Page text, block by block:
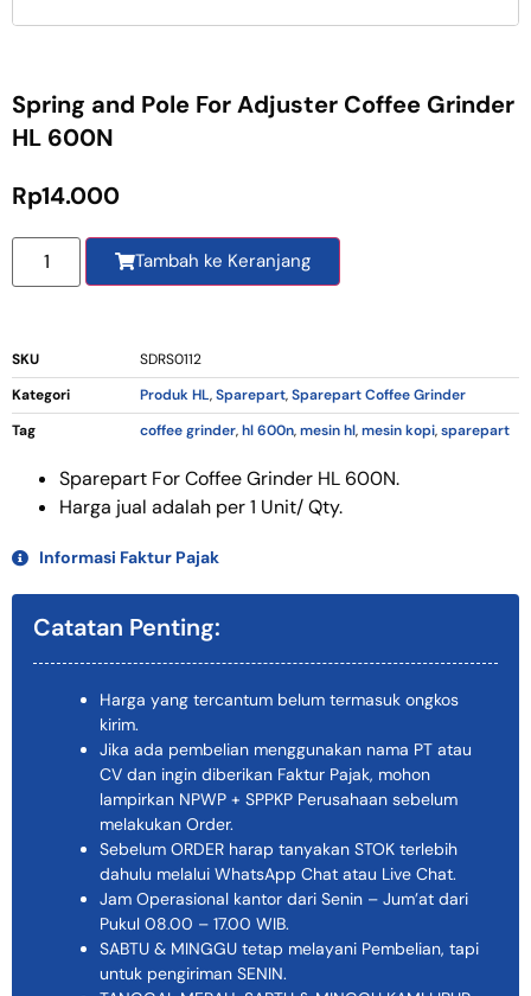
Spring and Pole For Adjuster Coffee Grinder
HL 600N
Rp14.000
Tambah ke Keranjang
SKU
SDRS0112
Kategori
Produk HL,Sparepart,Sparepart Coffee Grinder
Tag
coffee grinder,hl 600n,mesin hl,mesin kopi,sparepart
Sparepart For Coffee Grinder HL 600N.
Harga jual adalah per 1 Unit/ Qty.
Informasi Faktur Pajak
Catatan Penting:
Harga yang tercantum belum termasuk ongkos
kirim.
Jika ada pembelian menggunakan nama PT atau
CV dan ingin diberikan Faktur Pajak, mohon
lampirkan NPWP + SPPKP Perusahaan sebelum
melakukan Order.
Sebelum ORDER harap tanyakan STOK terlebih
dahulu melalui WhatsApp Chat atau Live Chat.
Jam Operasional kantor dari Senin – Jum’at dari
Pukul 08.00 – 17.00 WIB.
SABTU & MINGGU tetap melayani Pembelian, tapi
untuk pengiriman SENIN.